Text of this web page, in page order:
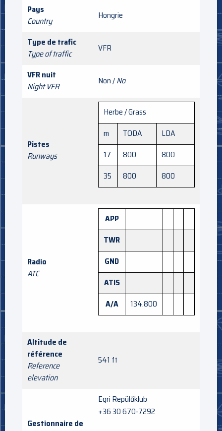
Pays
Country
Hongrie
Type de trafic
Type of traffic
VFR
VFR nuit
Night VFR
Non /No
Pistes
Runways
Herbe / Grass
m
TODA
LDA
17
800
800
35
800 800
Radio
ATC
APP
TWR
GND
ATIS
A/A
134.800
Altitude de
référence
Reference
elevation
541 ft
Gestionnaire de
Egri Repülőklub
+36 30 670-7292